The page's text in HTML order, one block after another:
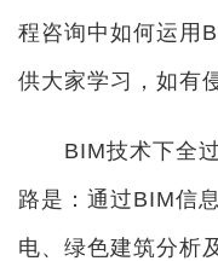
程咨询中如何运用
供大家学习，如有
BIM技术下全过
路是：通过BIM信
电、绿色建筑分析